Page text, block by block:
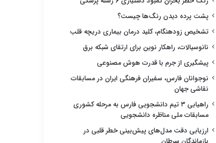
پشت پرده دیدن رنگ‌ها چیست؟
تشخیص زودهنگام، کلید درمان بیماری دریچه قلب
نانوسیالات، راهکار نوین برای ارتقای شبکه برق
پیشگیری از جرم با قدرت هوش مصنوعی
نوجوانان فارس، سفیران فرهنگی ایران در مسابقات
نقاشی جهان
راهیابی ۳ تیم دانشجویی فارس به مرحله کشوری
مسابقات ملی مناظره دانشجویی
ارزیابی دقت مدل‌های پیش‌بینی خطر قلبی در